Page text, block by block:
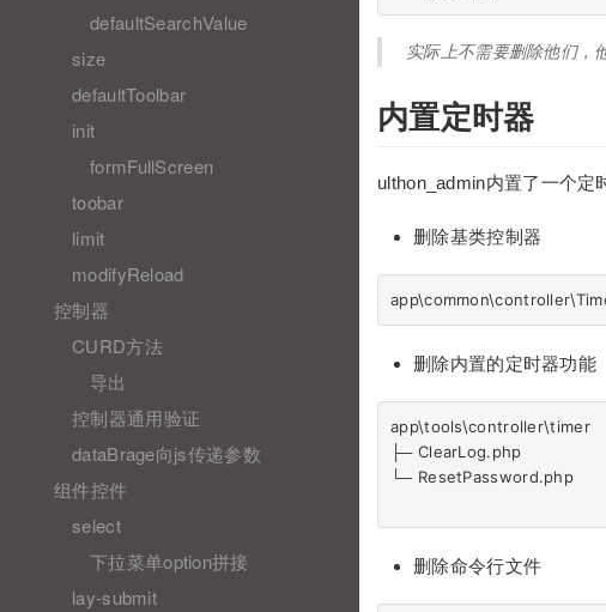
defaultSearchValue
size
defaultToolbar
init
formFullScreen
toobar
limit
modifyReload
控制器
CURD方法
导出
控制器通用验证
dataBrage向js传递参数
组件控件
select
下拉菜单option拼接
lay-submit
实际上不需要删除他们，
内置定时器
ulthon_admin内置了一个定
删除基类控制器
删除内置的定时器功能
app\tools\controller\timer
├─ ClearLog.php
└─ ResetPassword.php
删除命令行文件